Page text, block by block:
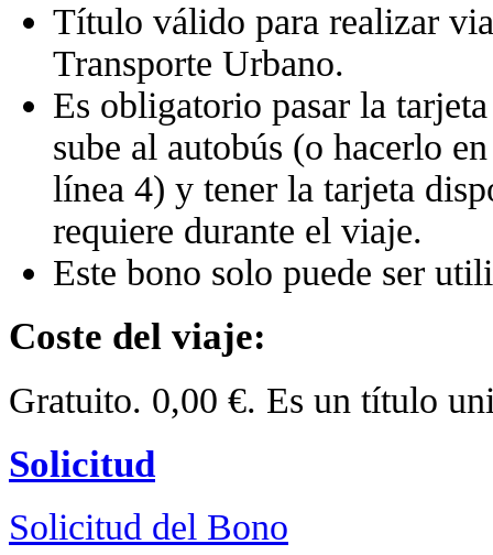
Título válido para realizar
Transporte Urbano.
Es obligatorio pasar la
sube al autobús (o hacerlo
línea 4) y tener la tarjeta
requiere durante el viaje.
Este bono solo puede ser
Coste del viaje:
Gratuito. 0,00 €. Es un título
Solicitud
Solicitud del Bono